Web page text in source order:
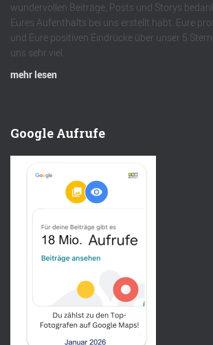
wundervollen Beiträge, Posts und Storys
Eures Aufenthalts bei uns erstellt habt. Eure
und Eure positiven Eindrücke über unser 5
uns sehr viel.
mehr lesen
Google Aufrufe